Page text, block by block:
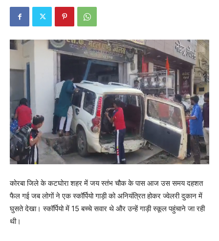
कोरबा जिले के कटघोरा शहर में जय स्तंभ चौक के पास आज उस समय दहशत
फैल गई जब लोगों ने एक स्कॉर्पियो गाड़ी को अनियंत्रित होकर ज्वेलरी दुकान में
घुसते देखा। स्कॉर्पियो में 15 बच्चे सवार थे और उन्हें गाड़ी स्कूल पहुंचाने जा रही
थी।